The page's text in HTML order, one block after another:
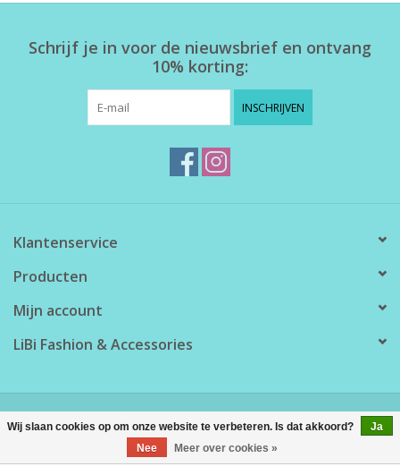
Schrijf je in voor de nieuwsbrief en ontvang
10% korting:
INSCHRIJVEN
Klantenservice
Producten
Mijn account
LiBi Fashion & Accessories
Lightspeed
Wij slaan cookies op om onze website te verbeteren. Is dat akkoord?
Ja
Nee
Meer over cookies »